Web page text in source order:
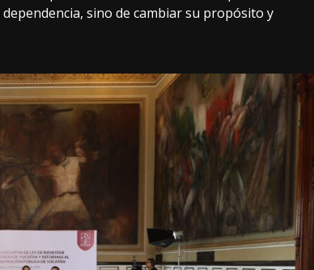
sino de cambiar su propósito y